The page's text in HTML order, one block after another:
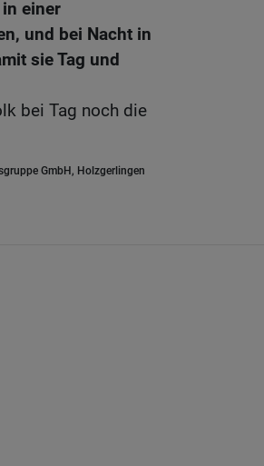
einer
und bei Nacht in
sie Tag und
bei Tag noch die
GmbH, Holzgerlingen